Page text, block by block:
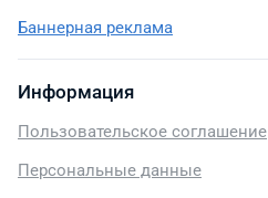
Баннерная реклама
Информация
Пользовательское соглашение
Персональные данные